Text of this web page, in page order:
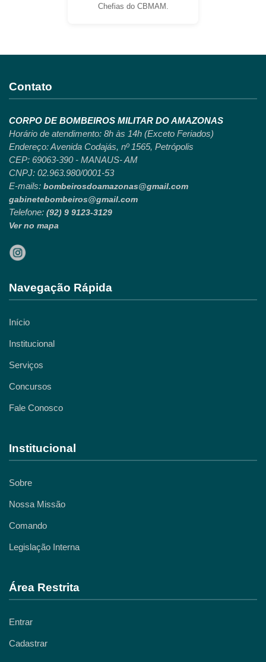
Chefias do CBMAM.
Contato
CORPO DE BOMBEIROS MILITAR DO AMAZONAS
Horário de atendimento: 8h às 14h (Exceto Feriados)
Endereço: Avenida Codajás, nº 1565, Petrópolis
CEP: 69063-390 - MANAUS- AM
CNPJ: 02.963.980/0001-53
E-mails: bombeirosdoamazonas@gmail.com
gabinetebombeiros@gmail.com
Telefone: (92) 9 9123-3129
Ver no mapa
Navegação Rápida
Início
Institucional
Serviços
Concursos
Fale Conosco
Institucional
Sobre
Nossa Missão
Comando
Legislação Interna
Área Restrita
Entrar
Cadastrar